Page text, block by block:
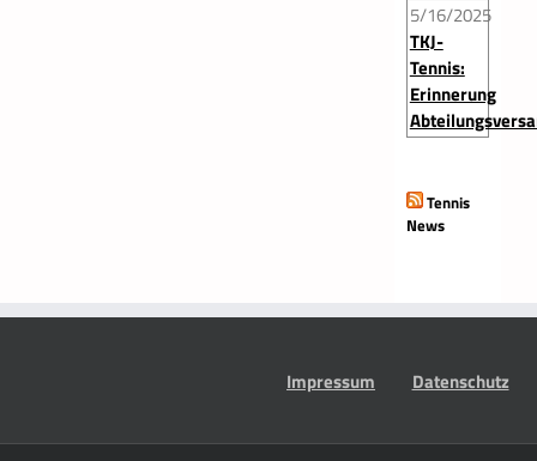
5/16/2025
TKJ-
Tennis:
Erinnerung
Tennis
News
Impressum Datenschutz